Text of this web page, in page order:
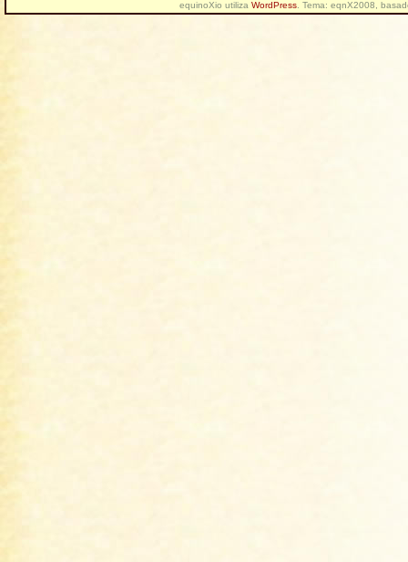
equinoXio utiliza WordPress. Tema: eqnX2008,